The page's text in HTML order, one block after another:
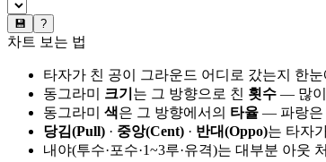
💾 ?
차트 보는 법
타자가 친 공이 그라운드 어디로 갔는지 한
동그라미 크기 는 그 방향으로 친 횟수 — 많이
동그라미 색은 그 방향에서의 타율 — 파랑은
당김(Pull) · 중앙(Cent) · 반대(Oppo)는 타자
내야(투수·포수·1~3루·유격)는 대부분 아웃